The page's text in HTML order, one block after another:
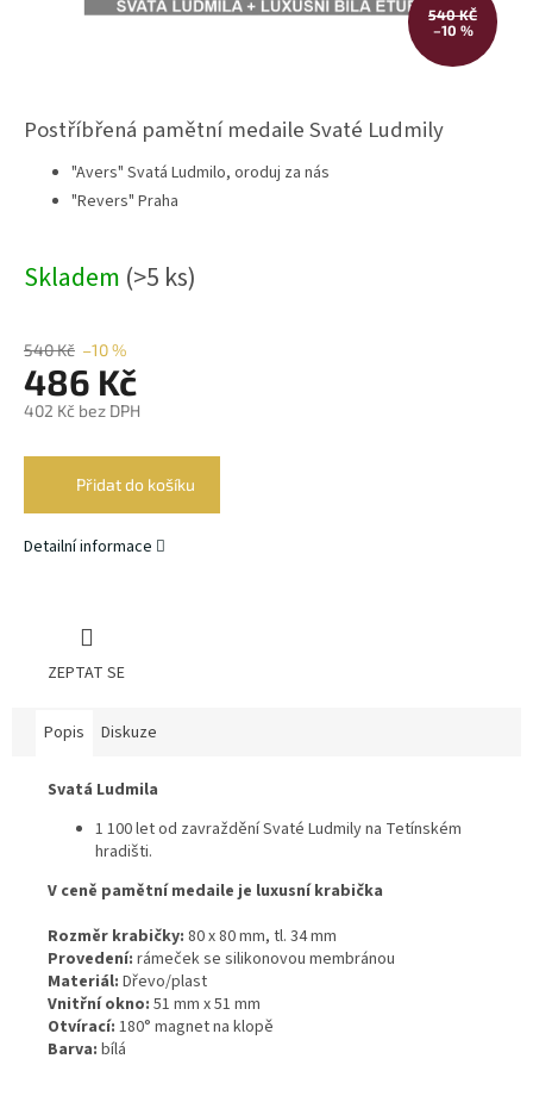
540 KČ
–10 %
540 Kč –10 %
486 Kč
402 Kč bez DPH
Skladem (>5 ks)
Přidat do košíku
Postříbřená pamětní medaile Svaté Ludmily
"Avers" Svatá Ludmilo, oroduj za nás
"Revers" Praha
Detailní informace
ZEPTAT SE
Popis Diskuze
Svatá Ludmila
1 100 let od zavraždění Svaté Ludmily na Tetínském
hradišti.
V ceně pamětní medaile je luxusní krabička
Rozměr krabičky: 80 x 80 mm, tl. 34 mm
Provedení: rámeček se silikonovou membránou
Materiál: Dřevo/plast
Vnitřní okno: 51 mm x 51 mm
Otvírací: 180° magnet na klopě
Barva: bílá